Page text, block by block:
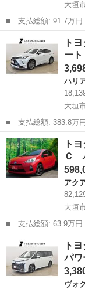
大垣
■ 支払総額: 91.7万円 ■ 車両本体価格： 769,000 円 ■ メーカー
名： トヨタ ■ 車種
Ｃ バックカメラ ナ
ＶＴ スマート...
岐阜
ト
ー
ハリ
大垣
■ 支払総額: 383.8万円 ■ 車両本体価格： 3,698,000 円 ■ メーカ
ー名： トヨタ ■ 車
囲カメラ パワーシ
2000cc...
岐阜 大垣市
ト
Ｃ
アク
大垣
■ 支払総額: 63.9万円 ■ 車両本体価格： 598,000 円 ■ メーカー
名： トヨタ ■ 車種
レコーダー ＥＴＣ
スマートキー...
岐阜
ト
パ
ヴォ